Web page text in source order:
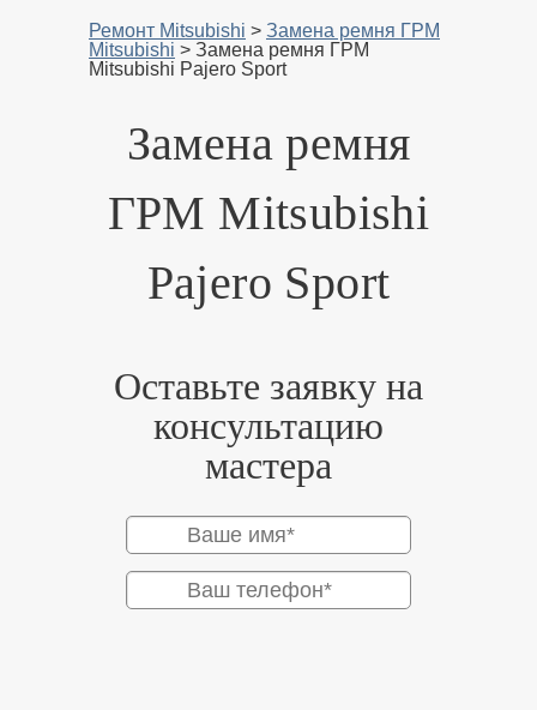
Ремонт Mitsubishi > Замена ремня ГРМ
Mitsubishi > Замена ремня ГРМ
Mitsubishi Pajero Sport
Замена ремня
ГРМ Mitsubishi
Pajero Sport
Оставьте заявку на
консультацию
мастера